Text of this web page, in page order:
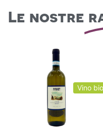
Le nostre
Vino bio